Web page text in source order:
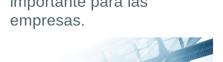
empresas.